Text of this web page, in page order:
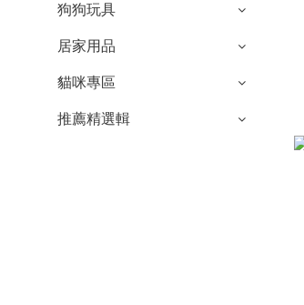
狗狗玩具
居家用品
貓咪專區
推薦精選輯